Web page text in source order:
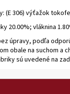
(E 306) výťažok
20.00%; vláknina
úpravy, podľa
obale na suchom a
sú uvedené na